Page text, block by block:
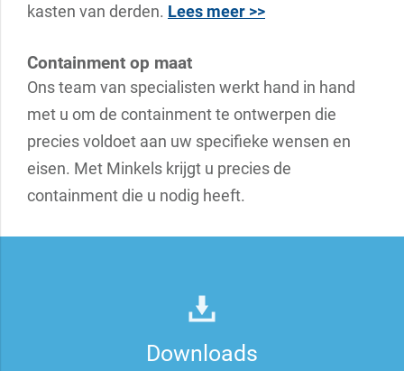
kasten van derden. Lees meer >>
Containment op maat
Ons team van specialisten werkt hand in hand
met u om de containment te ontwerpen die
precies voldoet aan uw specifieke wensen en
eisen. Met Minkels krijgt u precies de
containment die u nodig heeft.
Downloads